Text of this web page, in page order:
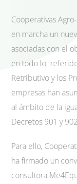
Cooperativas
en marcha un
asociadas con el
en todo lo
Retributivo y los
empresas han
al ámbito de la
Decretos 901 y
Para ello,
ha firmado un
consultora